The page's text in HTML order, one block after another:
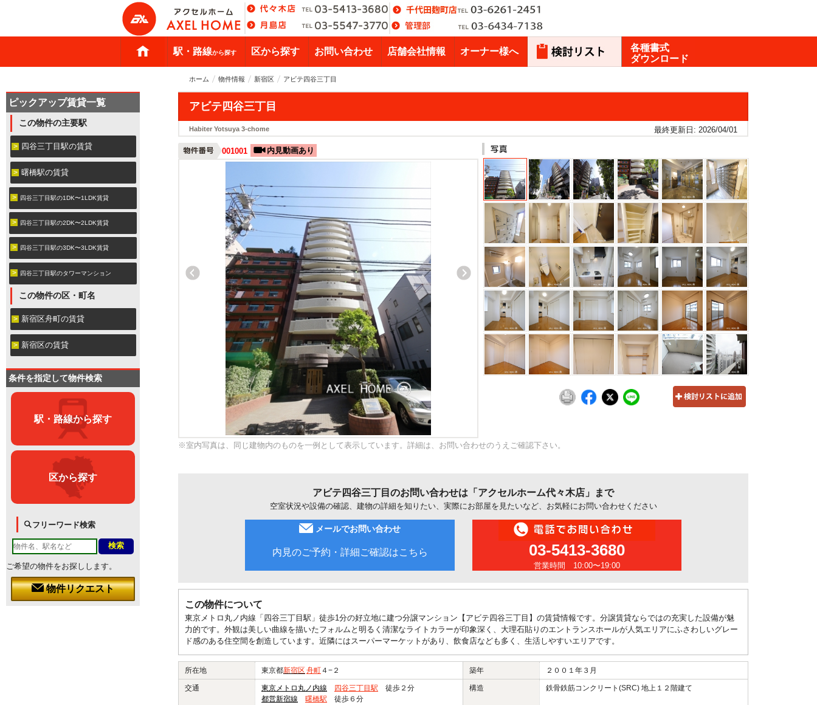
駅・路線から探す 区から探す お問い合わせ 店舗会社情報 オーナー様へ
各種書式
ダウンロード
ホーム 物件情報 新宿区 アビテ四谷三丁目
アビテ四谷三丁目
Habiter Yotsuya 3-chome 最終更新日: 2026/04/01
001001 内見動画あり
※室内写真は、同じ建物内のものを一例として表示しています。詳細は、お問い合わせのうえご確認下さい。
アビテ四谷三丁目のお問い合わせは「アクセルホーム代々木店」まで
空室状況や設備の確認、建物の詳細を知りたい、実際にお部屋を見たいなど、お気軽にお問い合わせください
メールでお問い合わせ
内見のご予約・詳細ご確認はこちら 03-5413-3680
営業時間 10:00〜19:00
この物件について
東京メトロ丸ノ内線「四谷三丁目駅」徒歩1分の好立地に建つ分譲マンション【アビテ四谷三丁目】の賃貸情報です。分譲賃貸ならではの充実した設備が魅
力的です。外観は美しい曲線を描いたフォルムと明るく清潔なライトカラーが印象深く、大理石貼りのエントランスホールが人気エリアにふさわしいグレー
ド感のある住空間を創造しています。近隣にはスーパーマーケットがあり、飲食店なども多く、生活しやすいエリアです。
所在地 東京都新宿区 舟町４−２ 築年 ２００１年３月
交通 東京メトロ丸ノ内線 四谷三丁目駅 徒歩２分
都営新宿線
曙橋駅 徒歩６分
構造 鉄骨鉄筋コンクリート(SRC) 地上１２階建て
ピックアップ賃貸一覧
この物件の主要駅
四谷三丁目駅の賃貸
曙橋駅の賃貸
四谷三丁目駅の1DK〜1LDK賃貸
四谷三丁目駅の2DK〜2LDK賃貸
四谷三丁目駅の3DK〜3LDK賃貸
四谷三丁目駅のタワーマンション
この物件の区・町名
新宿区舟町の賃貸
新宿区の賃貸
条件を指定して物件検索
駅・路線から探す
区から探す
フリーワード検索
ご希望の物件をお探しします。
物件リクエスト